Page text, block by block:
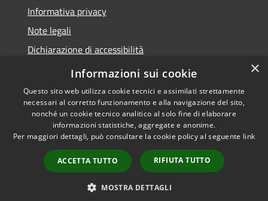
Informativa privacy
Note legali
Dichiarazione di accessibilità
Piano di miglioramento del sito
Accessibilità
Copyright © 2026 • Comune di
Castellarano • Powered by
Municipium•
Accesso
redazione
×
Informazioni sui cookie
Questo sito web utilizza cookie tecnici e assimilati strettamente
necessari al corretto funzionamento e alla navigazione del sito,
nonché un cookie tecnico analitico al solo fine di elaborare
informazioni statistiche, aggregate e anonime.
Per maggiori dettagli, può consultare la cookie policy al seguente link
ACCETTA TUTTO RIFIUTA TUTTO
MOSTRA DETTAGLI